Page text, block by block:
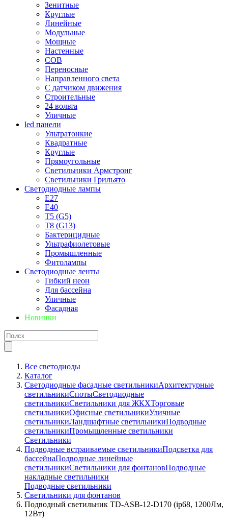
Зенитные
Круглые
Линейные
Модульные
Мощные
Настенные
COB
Переносные
Направленного света
С датчиком движения
Строительные
24 вольта
Уличные
led панели
Ультратонкие
Квадратные
Круглые
Прямоугольные
Светильники Армстронг
Светильники Грильято
Светодиодные лампы
E27
Е40
T5 (G5)
T8 (G13)
Бактерицидные
Ультрафиолетовые
Промышленные
Фитолампы
Светодиодные ленты
Гибкий неон
Для бассейна
Уличные
Фасадная
Новинки
Все светодиоды
Каталог
Светодиодные фасадные светильникиАрхитектурные
светильникиСпотыСветодиодные
светильникиСветильники для ЖКХТорговые
светильникиОфисные светильникиУличные
светильникиЛандшафтные светильникиПодводные
светильникиПромышленные светильники
Светильники
Подводные встраиваемые светильникиПодсветка для
бассейнаПодводные линейные
светильникиСветильники для фонтановПодводные
накладные светильники
Подводные светильники
Светильники для фонтанов
Подводный светильник TD-ASB-12-D170 (ip68, 1200Лм,
12Вт)